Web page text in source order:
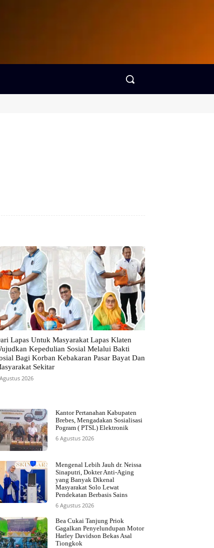
Lapas Untuk Masyarakat Lapas Klaten
Kepedulian Sosial Melalui Bakti
Bagi Korban Kebakaran Pasar Bayat Dan
Sekitar
2026
Kantor Pertanahan Kabupaten
Brebes, Mengadakan Sosialisasi
Pogram ( PTSL) Elektronik
6 Agustus 2026
Mengenal Lebih Jauh dr. Neissa
Sinaputri, Dokter Anti-Aging
yang Banyak Dikenal
Masyarakat Solo Lewat
Pendekatan Berbasis Sains
6 Agustus 2026
Bea Cukai Tanjung Priok
Gagalkan Penyelundupan Motor
Harley Davidson Bekas Asal
Tiongkok